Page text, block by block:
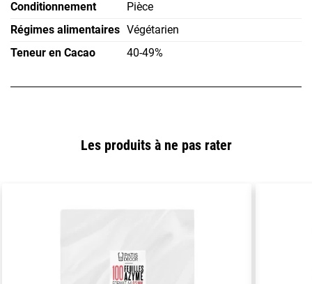
Conditionnement
Pièce
Régimes alimentaires Végétarien
Teneur en Cacao
40-49%
Les produits à ne pas rater